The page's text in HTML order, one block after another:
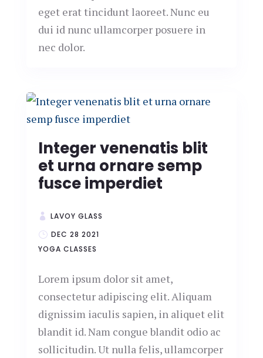
eget erat tincidunt laoreet. Nunc eu
dui id nunc ullamcorper posuere in
nec dolor.
Integer venenatis blit
et urna ornare semp
fusce imperdiet
LAVOY GLASS
DEC 28 2021
YOGA CLASSES
Lorem ipsum dolor sit amet,
consectetur adipiscing elit. Aliquam
dignissim iaculis sapien, in aliquet elit
blandit id. Nam congue blandit odio ac
sollicitudin. Ut nulla felis, ullamcorper